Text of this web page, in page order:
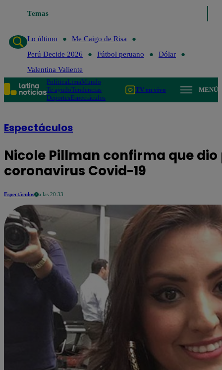
Temas
Lo último
Me Caigo de Risa
Perú Decide 2026
Fútbol peruano
Dólar
Valentina Valiente
PolíticaLimaMundo
Te ayudoTendencias
DeportesEspectáculos
TV en vivo MENÚ
Espectáculos
Nicole Pillman confirma que
coronavirus Covid-19
Espectáculos a las 20:33